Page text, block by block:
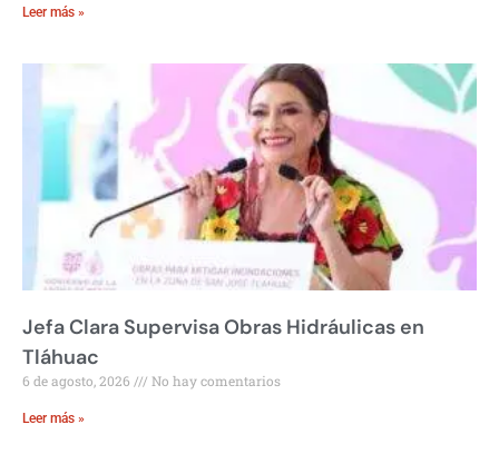
Leer más »
Jefa Clara Supervisa Obras Hidráulicas en
Tláhuac
6 de agosto, 2026 No hay comentarios
Leer más »